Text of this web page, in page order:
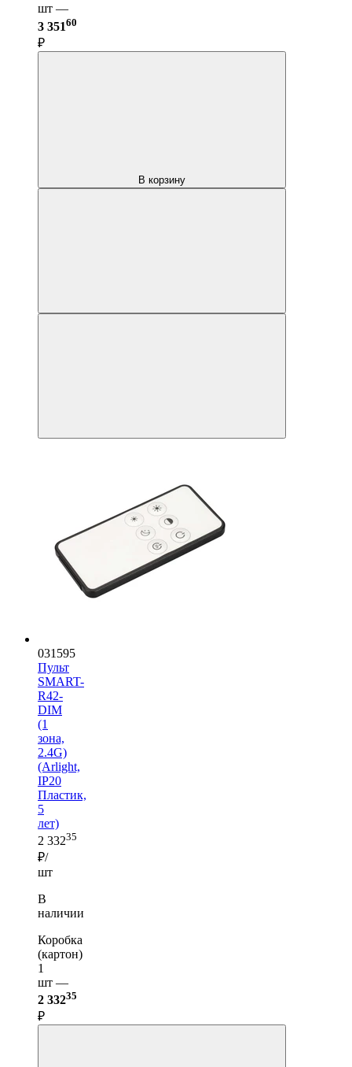
шт —
3 35160
₽
В корзину
031595
Пульт
SMART-
R42-
DIM
(1
зона,
2.4G)
(Arlight,
IP20
Пластик,
5
лет)
2 33235
₽/
шт
В
наличии
Коробка
(картон)
1
шт —
2 33235
₽